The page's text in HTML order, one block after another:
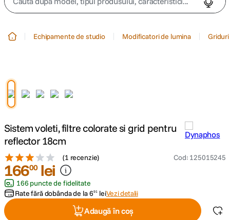
4. peak design
. canon sx740 hs
6. lavaliera
ulanzi
Echipamente de studio Modificatori de lumina Griduri
Sistem voleti, filtre colorate si grid pentru
reflector 18cm
(1 recenzie) Cod: 125015245
16600 lei
166 puncte de fidelitate
Rate fără dobânda de la691 leiVezi detalii
Adaugă în coș